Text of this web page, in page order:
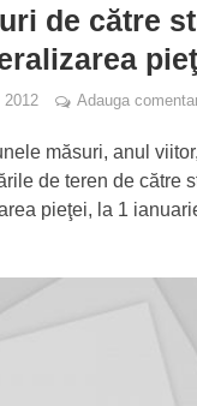
de către
2012 Adauga
măsuri, anul
de teren de către
pieţei, la 1